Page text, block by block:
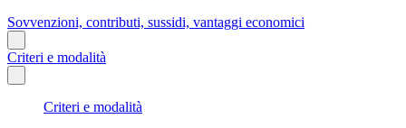
Sovvenzioni, contributi, sussidi, vantaggi economici
Criteri e modalità
Criteri e modalità